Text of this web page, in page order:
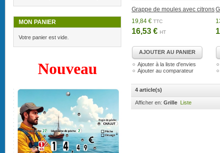
Grappe de moules avec citrons
19,84 € TTC
16,53 € HT
AJOUTER AU PANIER
Ajouter à la liste d'envies
Ajouter au comparateur
4 article(s)
Afficher en: Grille Liste
MON PANIER
Votre panier est vide.
Nouveau